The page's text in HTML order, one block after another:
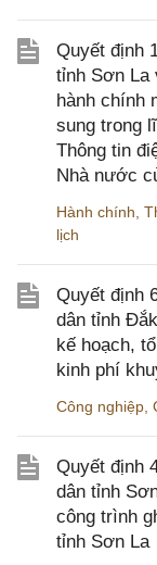
Quyết định
tỉnh Sơn La
hành chính
sung trong
Thông tin
Nhà nước
Hành chính
lịch
Quyết định
dân tỉnh
kế hoạch,
kinh phí
Công nghiệp
Quyết định
dân tỉnh
công trình
tỉnh Sơn La